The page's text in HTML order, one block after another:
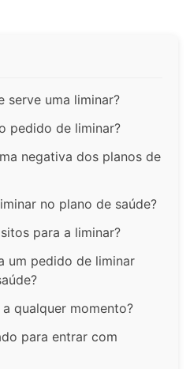
serve uma liminar?
pedido de liminar?
negativa dos planos de
no plano de saúde?
para a liminar?
um pedido de liminar
qualquer momento?
para entrar com